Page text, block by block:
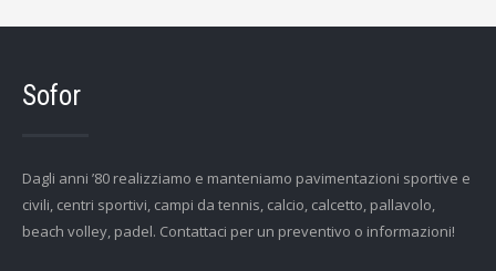
Sofor
Dagli anni ’80 realizziamo e manteniamo pavimentazioni sportive e
civili, centri sportivi, campi da tennis, calcio, calcetto, pallavolo,
beach volley, padel. Contattaci per un preventivo o informazioni!